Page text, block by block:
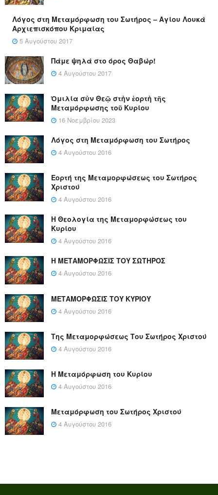
Λόγος στη Μεταμόρφωση του Σωτήρος – Αγίου Λουκά
Αρχιεπισκόπου Κριμαίας
5 Αυγούστου 2017
Πάμε ψηλά στο όρος Θαβώρ!
4 Αυγούστου 2017
Ὁμιλία σὺν Θεῷ στὴν ἑορτὴ τῆς
Μεταμόρφωσης τοῦ Κυρίου
16 Νοεμβρίου 2023
Λόγος στη Μεταμόρφωση του Σωτήρος
4 Αυγούστου 2016
Εορτή της Μεταμορφώσεως του Σωτήρος
Χριστού
4 Αυγούστου 2016
Η Θεολογία της Μεταμορφώσεως του
Κυρίου
4 Αυγούστου 2016
Η ΜΕΤΑΜΟΡΦΩΣΙΣ ΤΟΥ ΣΩΤΗΡΟΣ
4 Αυγούστου 2016
ΜΕΤΑΜΟΡΦΩΣΙΣ ΤΟΥ ΚΥΡΙΟΥ
4 Αυγούστου 2016
Της Μεταμορφώσεως Του Σωτήρος Χριστού
4 Αυγούστου 2016
Η Μεταμόρφωση του Κυρίου
4 Αυγούστου 2016
Μεταμόρφωση του Σωτήρος Χριστού
4 Αυγούστου 2016